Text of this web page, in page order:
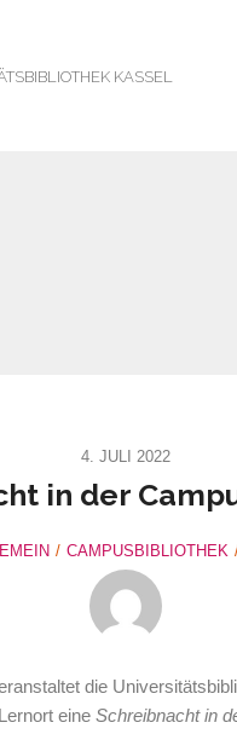
KASSEL
4. JULI 2022
in der
CAMPUSBIBLIOTHEK
die
eine Schreibnacht in